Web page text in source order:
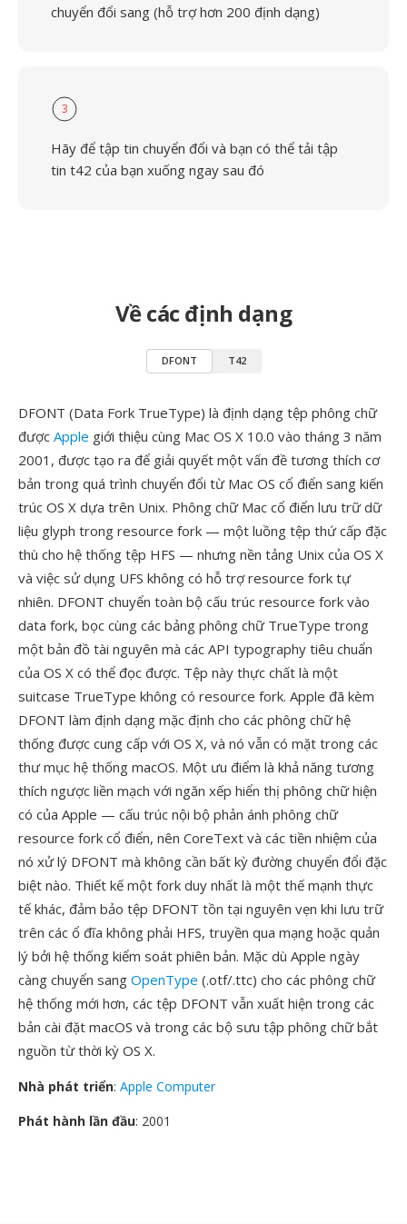
chuyển đổi sang (hỗ trợ hơn 200 định dạng)
3
Hãy để tập tin chuyển đổi và bạn có thể tải tập
tin t42 của bạn xuống ngay sau đó
Về các định dạng
DFONT T42
DFONT (Data Fork TrueType) là định dạng tệp phông chữ
được Apple giới thiệu cùng Mac OS X 10.0 vào tháng 3 năm
2001, được tạo ra để giải quyết một vấn đề tương thích cơ
bản trong quá trình chuyển đổi từ Mac OS cổ điển sang kiến
trúc OS X dựa trên Unix. Phông chữ Mac cổ điển lưu trữ dữ
liệu glyph trong resource fork — một luồng tệp thứ cấp đặc
thù cho hệ thống tệp HFS — nhưng nền tảng Unix của OS X
và việc sử dụng UFS không có hỗ trợ resource fork tự
nhiên. DFONT chuyển toàn bộ cấu trúc resource fork vào
data fork, bọc cùng các bảng phông chữ TrueType trong
một bản đồ tài nguyên mà các API typography tiêu chuẩn
của OS X có thể đọc được. Tệp này thực chất là một
suitcase TrueType không có resource fork. Apple đã kèm
DFONT làm định dạng mặc định cho các phông chữ hệ
thống được cung cấp với OS X, và nó vẫn có mặt trong các
thư mục hệ thống macOS. Một ưu điểm là khả năng tương
thích ngược liền mạch với ngăn xếp hiển thị phông chữ hiện
có của Apple — cấu trúc nội bộ phản ánh phông chữ
resource fork cổ điển, nên CoreText và các tiền nhiệm của
nó xử lý DFONT mà không cần bất kỳ đường chuyển đổi đặc
biệt nào. Thiết kế một fork duy nhất là một thế mạnh thực
tế khác, đảm bảo tệp DFONT tồn tại nguyên vẹn khi lưu trữ
trên các ổ đĩa không phải HFS, truyền qua mạng hoặc quản
lý bởi hệ thống kiểm soát phiên bản. Mặc dù Apple ngày
càng chuyển sang OpenType (.otf/.ttc) cho các phông chữ
hệ thống mới hơn, các tệp DFONT vẫn xuất hiện trong các
bản cài đặt macOS và trong các bộ sưu tập phông chữ bắt
nguồn từ thời kỳ OS X.
Nhà phát triển: Apple Computer
Phát hành lần đầu: 2001